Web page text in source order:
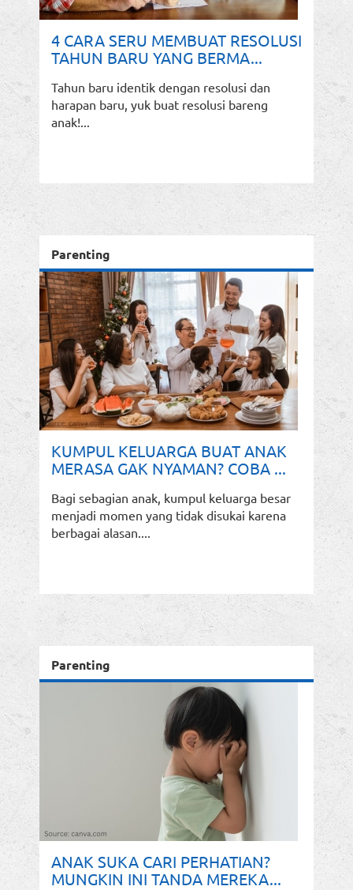
4 CARA SERU MEMBUAT RESOLUSI
TAHUN BARU YANG BERMA...
Tahun baru identik dengan resolusi dan
harapan baru, yuk buat resolusi bareng
anak!...
Parenting
KUMPUL KELUARGA BUAT ANAK
MERASA GAK NYAMAN? COBA ...
Bagi sebagian anak, kumpul keluarga besar
menjadi momen yang tidak disukai karena
berbagai alasan....
Parenting
ANAK SUKA CARI PERHATIAN?
MUNGKIN INI TANDA MEREKA...